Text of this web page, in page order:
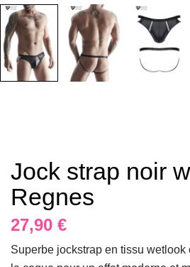
Jock strap noir
Regnes
27,90 €
Superbe jockstrap en tissu wetlook